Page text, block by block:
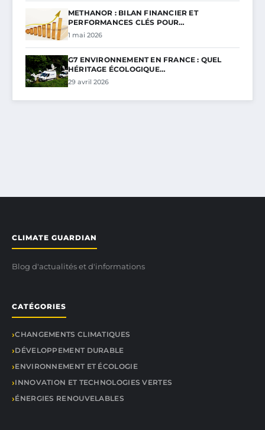
METHANOR : BILAN FINANCIER ET
PERFORMANCES CLÉS POUR…
1 mai 2026
G7 ENVIRONNEMENT EN FRANCE : QUEL
HÉRITAGE ÉCOLOGIQUE…
29 avril 2026
CLIMATE GUARDIAN
Blog d'actualités et d'informations
CATÉGORIES
CHANGEMENTS CLIMATIQUES
DÉVELOPPEMENT DURABLE
ENVIRONNEMENT ET ÉCOLOGIE
INNOVATION ET TECHNOLOGIES VERTES
ÉNERGIES RENOUVELABLES